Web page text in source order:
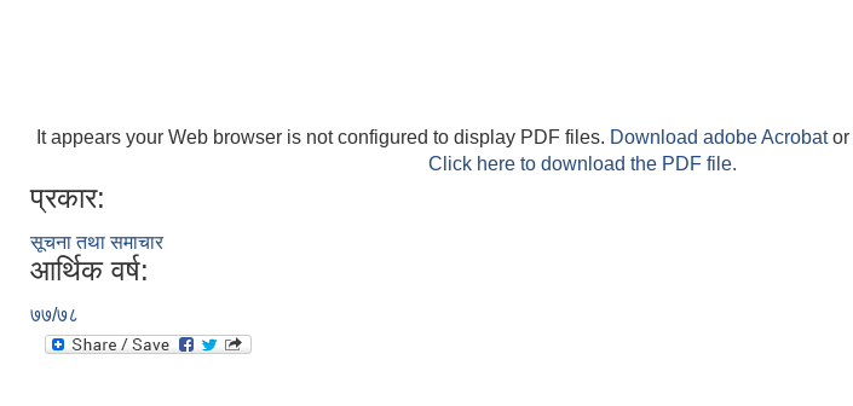
It appears your Web browser is not configured to display PDF files. Download adobe Acrobator
Click here to download the PDF file.
प्रकार:
सूचना तथा समाचार
आर्थिक वर्ष:
७७/७८